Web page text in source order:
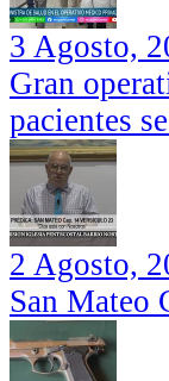
3 Agosto,
Gran
pacientes
2 Agosto,
San Mateo